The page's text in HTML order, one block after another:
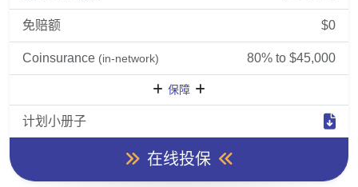
免赔额 $0
Coinsurance (in-network) 80% to $45,000
保障
计划小册子
在线投保